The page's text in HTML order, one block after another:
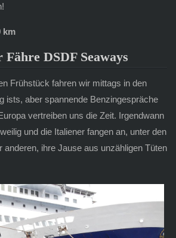
km
DSDF Seaways
Frühstück fahren wir mittags in den
ists, aber spannende Benzingespräche
vertreiben uns die Zeit. Irgendwann
und die Italiener fangen an, unter den
anderen, ihre Jause aus unzähligen Tüten